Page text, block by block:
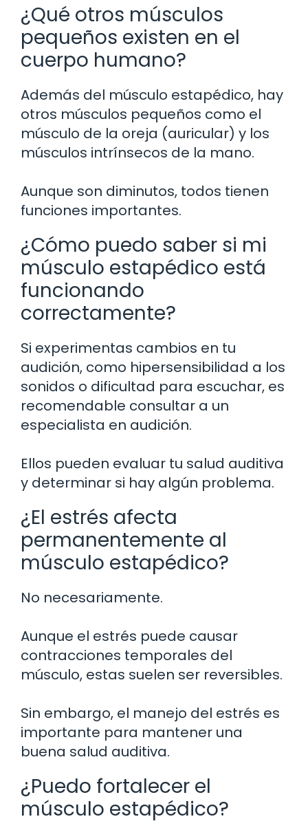
¿Qué otros músculos
pequeños existen en el
cuerpo humano?
Además del músculo estapédico, hay
otros músculos pequeños como el
músculo de la oreja (auricular) y los
músculos intrínsecos de la mano.
Aunque son diminutos, todos tienen
funciones importantes.
¿Cómo puedo saber si mi
músculo estapédico está
funcionando
correctamente?
Si experimentas cambios en tu
audición, como hipersensibilidad a los
sonidos o dificultad para escuchar, es
recomendable consultar a un
especialista en audición.
Ellos pueden evaluar tu salud auditiva
y determinar si hay algún problema.
¿El estrés afecta
permanentemente al
músculo estapédico?
No necesariamente.
Aunque el estrés puede causar
contracciones temporales del
músculo, estas suelen ser reversibles.
Sin embargo, el manejo del estrés es
importante para mantener una
buena salud auditiva.
¿Puedo fortalecer el
músculo estapédico?